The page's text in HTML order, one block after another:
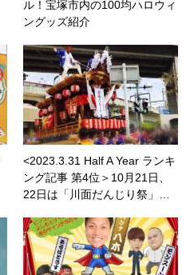
ル！宝塚市内の100均ハロウィ
ングッズ紹介
<2023.3.31 Half A Year ランキ
ング記事 第4位＞10月21日、
22日は「川面だんじり祭」…